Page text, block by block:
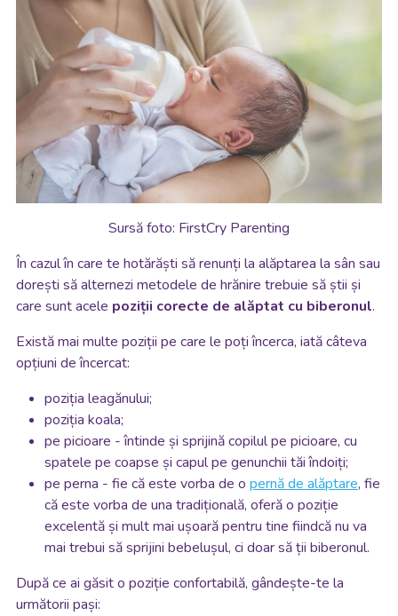
Sursă foto: FirstCry Parenting
În cazul în care te hotărăști să renunți la alăptarea la sân sau
dorești să alternezi metodele de hrănire trebuie să știi și
care sunt acele poziții corecte de alăptat cu biberonul.
Există mai multe poziții pe care le poți încerca, iată câteva
opțiuni de încercat:
poziția leagănului;
poziția koala;
pe picioare - întinde și sprijină copilul pe picioare, cu
spatele pe coapse și capul pe genunchii tăi îndoiți;
pe perna - fie că este vorba de o pernă de alăptare, fie
că este vorba de una tradițională, oferă o poziție
excelentă și mult mai ușoară pentru tine fiindcă nu va
mai trebui să sprijini bebelușul, ci doar să ții biberonul.
După ce ai găsit o poziție confortabilă, gândește-te la
următorii pași: